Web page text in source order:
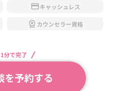
キャッシュレス
カウンセラー資格
分で完了
を予約する